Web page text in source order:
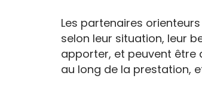
Les partenaires
selon leur situation, leur
apporter, et peuvent être
au long de la prestation,